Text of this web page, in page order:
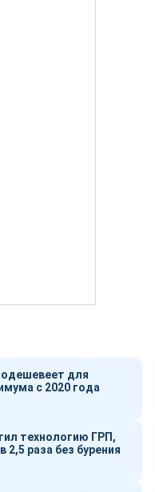
для
с 2020 года
технологию ГРП,
раза без бурения